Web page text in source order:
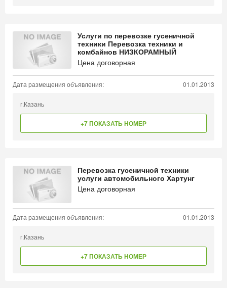
Услуги по перевозке гусеничной
техники Перевозка техники и
комбайнов НИЗКОРАМНЫЙ
Цена договорная
Дата размещения объявления: 01.01.2013
г.Казань
+7 ПОКАЗАТЬ НОМЕР
Перевозка гусеничной техники
услуги автомобильного Хартунг
Цена договорная
Дата размещения объявления: 01.01.2013
г.Казань
+7 ПОКАЗАТЬ НОМЕР